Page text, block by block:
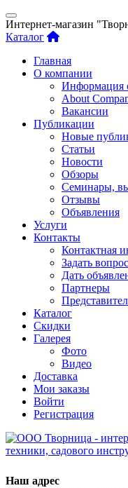
Интернет-магазин
Каталог
Главная
О компании
Информация
About
Вакансии
Публикации
Новые
Статьи
Новости
Обзоры
Семинары,
Отзывы
Объявления
Услуги
Контакты
Контактная
Задать вопрос
Дать
Партнеры
Каталог
Скидки
Галерея
Фото
Видео
Доставка
Мои заказы
Войти
Регистрация
Наш адрес